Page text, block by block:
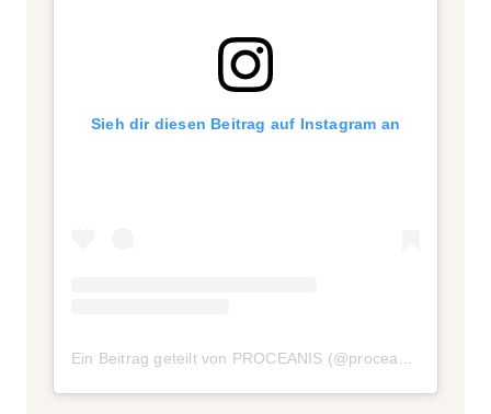
Sieh dir diesen Beitrag auf Instagram an